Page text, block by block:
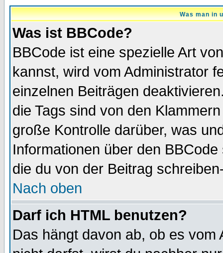
Was man in
Was ist BBCode?
BBCode ist eine spezielle Art
kannst, wird vom Administrator
einzelnen Beiträgen
die Tags sind von den
große Kontrolle darüber, was
Informationen über den
die du von der Beitrag
Nach oben
Darf ich HTML benutzen?
Das hängt davon ab, ob es